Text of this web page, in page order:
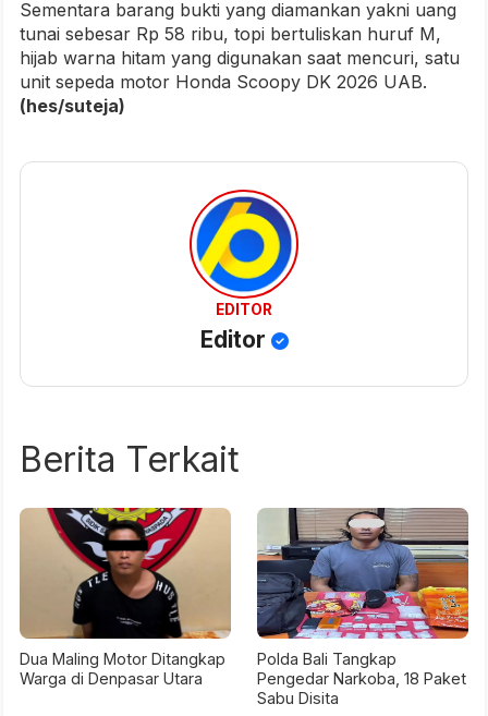
Sementara barang bukti yang diamankan yakni uang
tunai sebesar Rp 58 ribu, topi bertuliskan huruf M,
hijab warna hitam yang digunakan saat mencuri, satu
unit sepeda motor Honda Scoopy DK 2026 UAB.
(hes/suteja)
EDITOR
Editor
Berita Terkait
Dua Maling Motor Ditangkap
Warga di Denpasar Utara
Polda Bali Tangkap
Pengedar Narkoba, 18 Paket
Sabu Disita